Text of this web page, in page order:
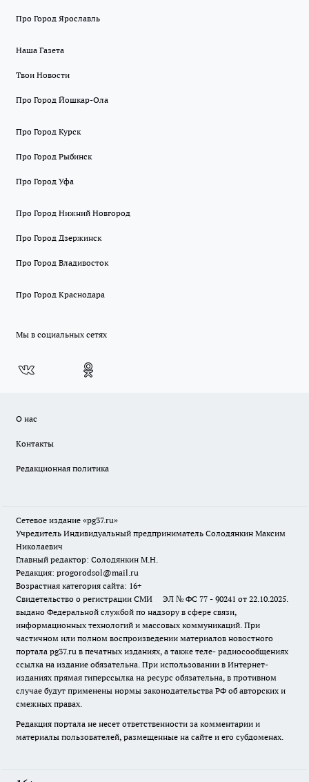
Про Город Ярославль
Наша Газета
Твои Новости
Про Город Йошкар-Ола
Про Город Курск
Про Город Рыбинск
Про Город Уфа
Про Город Нижний Новгород
Про Город Дзержинск
Про Город Владивосток
Про Город Краснодара
Мы в социальных сетях
О нас
Контакты
Редакционная политика
Сетевое издание «pg37.ru»
Учредитель Индивидуальный предприниматель Солодянкин Максим
Николаевич
Главный редактор: Солодянкин М.Н.
Редакция: progorodsol@mail.ru
Возрастная категория сайта: 16+
Свидетельство о регистрации СМИ ЭЛ № ФС 77 - 90241 от 22.10.2025.
выдано Федеральной службой по надзору в сфере связи,
информационных технологий и массовых коммуникаций. При
частичном или полном воспроизведении материалов новостного
портала pg37.ru в печатных изданиях, а также теле- радиосообщениях
ссылка на издание обязательна. При использовании в Интернет-
изданиях прямая гиперссылка на ресурс обязательна, в противном
случае будут применены нормы законодательства РФ об авторских и
смежных правах.
Редакция портала не несет ответственности за комментарии и
материалы пользователей, размещенные на сайте и его субдоменах.